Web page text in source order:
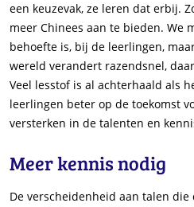
een keuzevak, ze leren dat erbij.
meer Chinees aan te bieden. We
behoefte is, bij de leerlingen,
wereld verandert razendsnel,
Veel lesstof is al achterhaald als
leerlingen beter op de toekomst
versterken in de talenten en
Meer kennis nodig
De verscheidenheid aan talen